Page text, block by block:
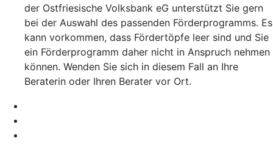
der Ostfriesische Volksbank eG unterstützt Sie gern
bei der Auswahl des passenden Förderprogramms. Es
kann vorkommen, dass Fördertöpfe leer sind und Sie
ein Förderprogramm daher nicht in Anspruch nehmen
können. Wenden Sie sich in diesem Fall an Ihre
Beraterin oder Ihren Berater vor Ort.